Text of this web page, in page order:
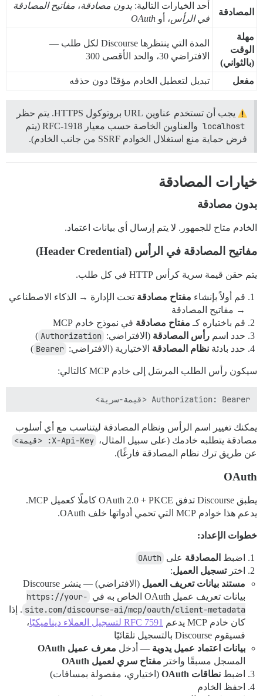
المصادقة
أحد الخيارات التالية: بدون مصادقة، مفاتيح المصادقة
في الرأس، أو OAuth
مهلة
الوقت
(بالثواني)
المدة التي ينتظرها Discourse لكل طلب —
الافتراضي 30، والحد الأقصى 300
مفعل تبديل لتعطيل الخادم مؤقتًا دون حذفه
يجب أن تستخدم عناوين URL بروتوكول HTTPS. يتم حظر
localhost
والعناوين الخاصة حسب معيار RFC-1918 (يتم
فرض حماية منع استغلال الخوادم SSRF من جانب الخادم).
خيارات المصادقة
بدون مصادقة
الخادم متاح للجمهور. لا يتم إرسال أي بيانات اعتماد.
مفاتيح المصادقة في الرأس (Header Credential)
يتم حقن قيمة سرية كرأس HTTP في كل طلب.
قم أولاً بإنشاء مفتاح مصادقة تحت الإدارة → الذكاء الاصطناعي
→ مفاتيح المصادقة
قم باختياره كـ مفتاح مصادقة في نموذج خادم MCP
حدد اسم رأس المصادقة (الافتراضي: Authorization
)
حدد بادئة نظام المصادقة الاختيارية (الافتراضي: Bearer
)
سيكون رأس الطلب المرسَل إلى خادم MCP كالتالي:
Authorization: Bearer <قيمة-سرية>
يمكنك تغيير اسم الرأس ونظام المصادقة ليتناسب مع أي أسلوب
مصادقة يتطلبه خادمك (على سبيل المثال، X-Api-Key: <قيمة>
عن طريق ترك نظام المصادقة فارغًا).
OAuth
يطبق Discourse تدفق OAuth 2.0 + PKCE كاملًا كعميل MCP.
يدعم هذا خوادم MCP التي تحمي أدواتها خلف OAuth.
خطوات الإعداد:
اضبط المصادقة على OAuth
اخترتسجيل العميل:
مستند بيانات تعريف العميل
(الافتراضي) — ينشر Discourse
بيانات تعريف عميل OAuth الخاص به في
https://your-
site.com/discourse-ai/mcp/oauth/client-metadata . إذا
كان خادم MCP يدعم
RFC 7591 لتسجيل العملاء ديناميكيًا
،
فسيقوم Discourse بالتسجيل تلقائيًا
بيانات اعتماد عميل يدوية — أدخل معرف عميل OAuth
المسجل مسبقًا واختر مفتاح سري لعميل OAuth
اضبط نطاقات OAuth
(اختياري، مفصولة بمسافات)
احفظ الخادم